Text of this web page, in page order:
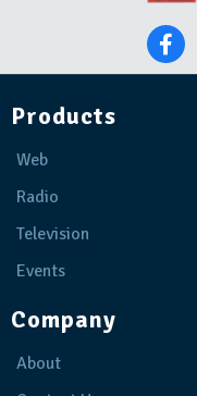
Products
Web
Radio
Television
Events
Company
About